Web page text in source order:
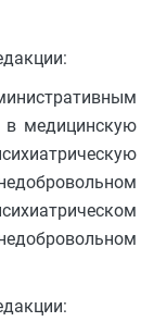
в медицинскую